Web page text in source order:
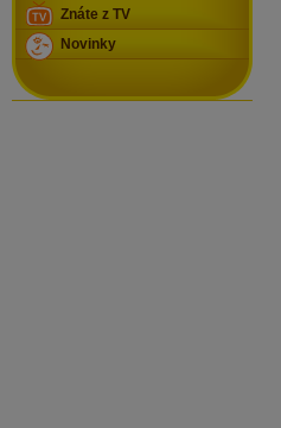
Znáte z TV
Novinky